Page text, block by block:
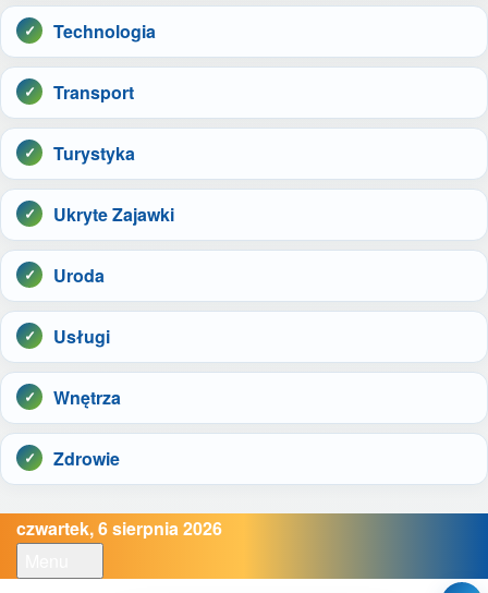
Technologia
Transport
Turystyka
Ukryte Zajawki
Uroda
Usługi
Wnętrza
Zdrowie
czwartek, 6 sierpnia 2026